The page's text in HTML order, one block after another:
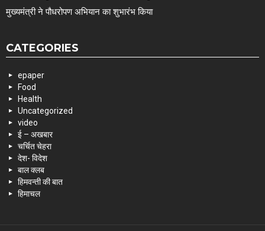
मुख्यमंत्री ने पौधरोपण अभियान का शुभारंभ किया
CATEGORIES
epaper
Food
Health
Uncategorized
video
ई – अखबार
चर्चित चेहरा
देश- विदेश
बाल क्लब
हिमवन्ती की बात
हिमाचल